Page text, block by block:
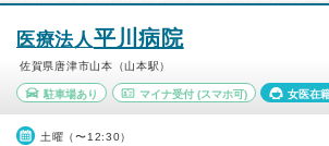
医療法人平川病院
佐賀県唐津市山本（山本駅）
駐車場あり マイナ受付(スマホ可) 女医在
土曜（〜12:30）